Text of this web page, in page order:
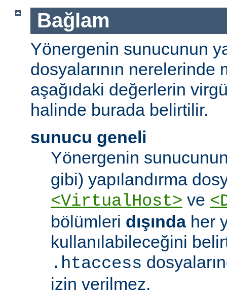
Bağlam
Yönergenin sunucunun
dosyalarının
aşağıdaki değerlerin
halinde burada belirtilir.
sunucu geneli
Yönergenin
gibi) yapılandırma
<VirtualHost> ve
bölümleri dışındaher
kullanılabileceğini
.htaccess
izin verilmez.